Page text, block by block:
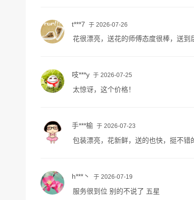
t***7 于 2026-07-26
花很漂亮，送花的师傅态度很棒，送到
吱***y 于 2026-07-25
太惊讶，这个价格！
手***榆 于 2026-07-23
包装漂亮，花新鲜，送的也快，挺不错
h***丶 于 2026-07-19
服务很到位 别的不说了 五星